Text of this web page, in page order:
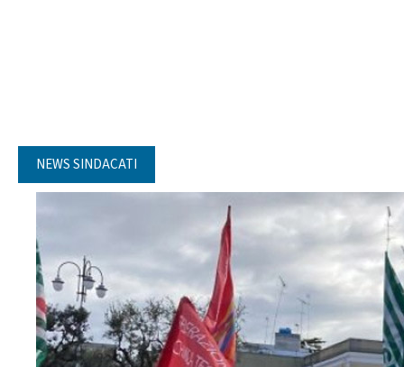
NEWS SINDACATI